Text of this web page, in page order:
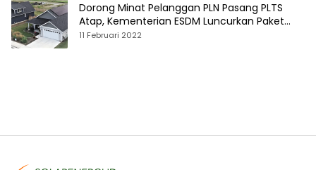
Dorong Minat Pelanggan PLN Pasang PLTS
Atap, Kementerian ESDM Luncurkan Paket
Hibah SEF
11 Februari 2022